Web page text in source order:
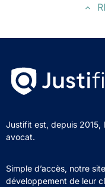
Justifit est, depuis 2015,
avocat.
Simple d’accès, notre
développement de leur